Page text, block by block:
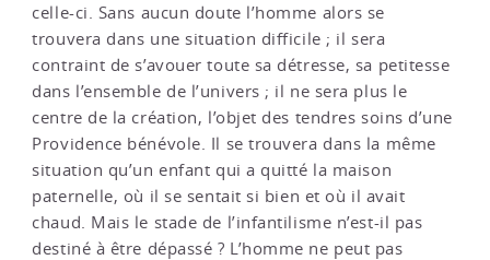
celle-ci. Sans aucun doute l’homme alors se
trouvera dans une situation difficile ; il sera
contraint de s’avouer toute sa détresse, sa petitesse
dans l’ensemble de l’univers ; il ne sera plus le
centre de la création, l’objet des tendres soins d’une
Providence bénévole. Il se trouvera dans la même
situation qu’un enfant qui a quitté la maison
paternelle, où il se sentait si bien et où il avait
chaud. Mais le stade de l’infantilisme n’est-il pas
destiné à être dépassé ? L’homme ne peut pas